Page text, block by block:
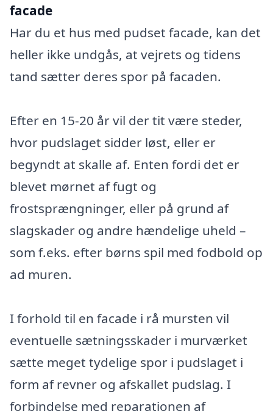
facade
Har du et hus med pudset facade, kan det
heller ikke undgås, at vejrets og tidens
tand sætter deres spor på facaden.
Efter en 15-20 år vil der tit være steder,
hvor pudslaget sidder løst, eller er
begyndt at skalle af. Enten fordi det er
blevet mørnet af fugt og
frostsprængninger, eller på grund af
slagskader og andre hændelige uheld –
som f.eks. efter børns spil med fodbold op
ad muren.
I forhold til en facade i rå mursten vil
eventuelle sætningsskader i murværket
sætte meget tydelige spor i pudslaget i
form af revner og afskallet pudslag. I
forbindelse med reparationen af